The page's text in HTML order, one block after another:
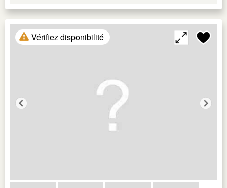
Vérifiez disponibilité